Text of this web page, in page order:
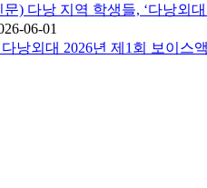
문) 다낭 지역 학생들, ‘다낭외
06-01
낭외대 2026년 제1회 보이스